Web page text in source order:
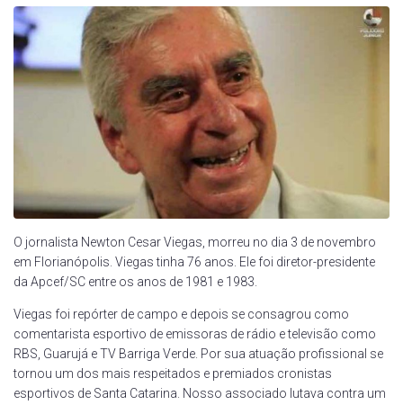
O jornalista Newton Cesar Viegas, morreu no dia 3 de novembro
em Florianópolis. Viegas tinha 76 anos. Ele foi diretor-presidente
da Apcef/SC entre os anos de 1981 e 1983.
Viegas foi repórter de campo e depois se consagrou como
comentarista esportivo de emissoras de rádio e televisão como
RBS, Guarujá e TV Barriga Verde. Por sua atuação profissional se
tornou um dos mais respeitados e premiados cronistas
esportivos de Santa Catarina. Nosso associado lutava contra um